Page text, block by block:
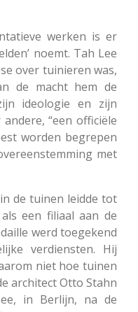
werken is er
noemt. Tah Lee
over tuinieren was,
de macht hem de
ideologie en zijn
“een officiële
worden begrepen
met
de tuinen leidde tot
een filiaal aan de
werd toegekend
verdiensten. Hij
niet hoe tuinen
architect Otto Stahn
in Berlijn, na de